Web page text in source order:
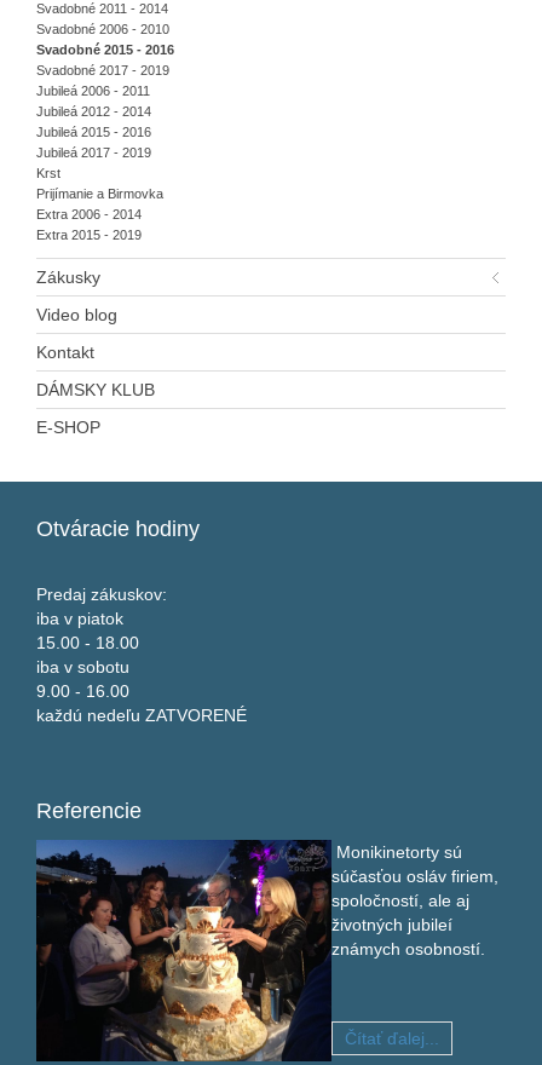
Svadobné 2011 - 2014
Svadobné 2006 - 2010
Svadobné 2015 - 2016
Svadobné 2017 - 2019
Jubileá 2006 - 2011
Jubileá 2012 - 2014
Jubileá 2015 - 2016
Jubileá 2017 - 2019
Krst
Prijímanie a Birmovka
Extra 2006 - 2014
Extra 2015 - 2019
Zákusky
Video blog
Kontakt
DÁMSKY KLUB
E-SHOP
Otváracie hodiny
Predaj zákuskov:
iba v piatok
15.00 - 18.00
iba v sobotu
9.00 - 16.00
každú nedeľu ZATVORENÉ
Referencie
Monikinetorty sú
súčasťou osláv firiem,
spoločností, ale aj
životných jubileí
známych osobností.
Čítať ďalej...